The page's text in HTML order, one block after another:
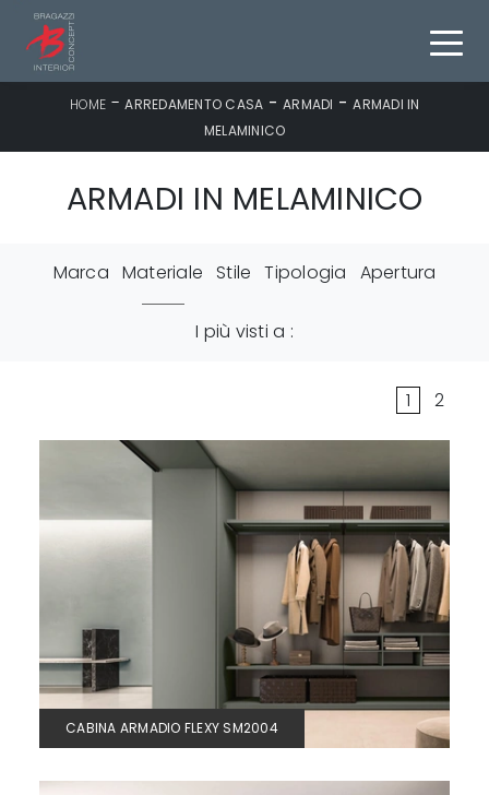
HOME -ARREDAMENTO CASA - ARMADI -ARMADI IN
MELAMINICO
ARMADI IN MELAMINICO
Marca Materiale Stile Tipologia Apertura
I più visti a :
1 2
CABINA ARMADIO FLEXY SM2004